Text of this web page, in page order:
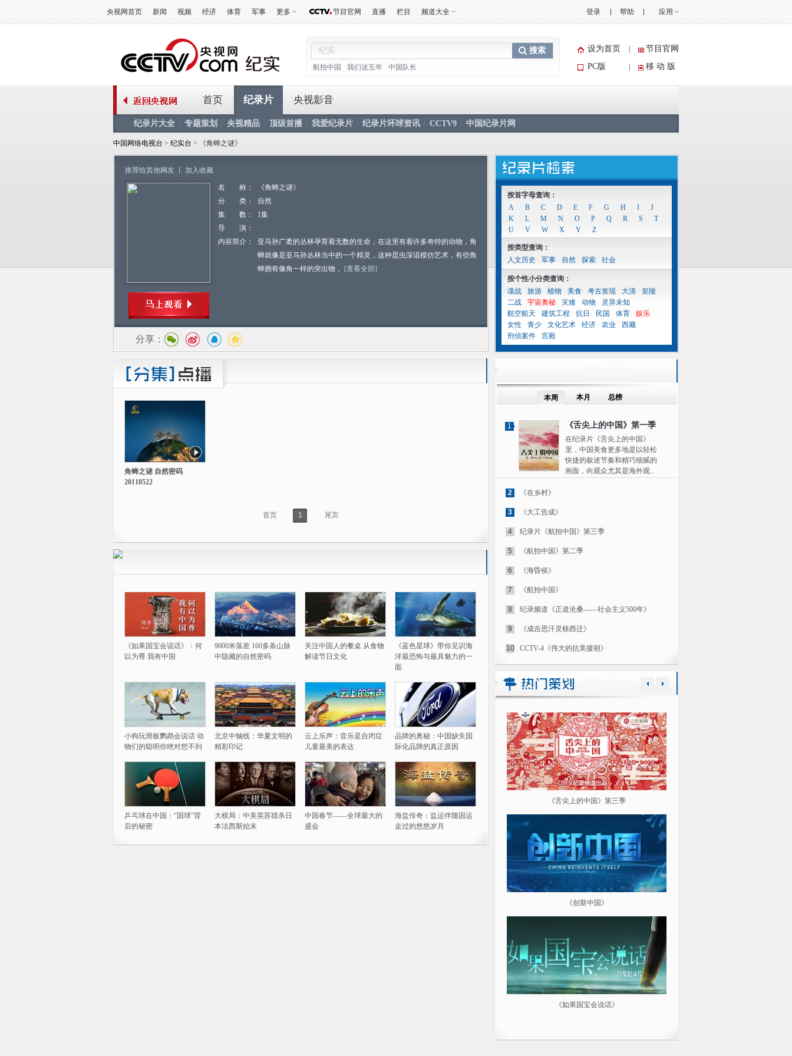
央视网首页 新闻 视频 经济 体育 军事 更多 节目官网 直播 栏目 频道大全 帮助 应用
登录
搜索
航拍中国 我们这五年 中国队长
设为首页
节目官网
PC版
移 动 版
首页 纪录片
纪录片大全 专题策划 央视精品 顶级首播 我爱纪录片 纪录片环球资讯 CCTV9 中国纪录片网
央视影音
中国网络电视台 > 纪实台 > 《角蝉之谜》
推荐给其他网友 加入收藏
名 称：
《角蝉之谜》
分 类：
自然
集 数：
1集
导 演：
内容简介：
亚马孙广袤的丛林孕育着无数的生命，在这里有着许多奇特的动物，角
蝉就像是亚马孙丛林当中的一个精灵，这种昆虫深谙模仿艺术，有些角
蝉拥有像角一样的突出物，
[查看全部]
分享：
角蝉之谜 自然密码
20110522
首页 1 尾页
《如果国宝会说话》：何
以为尊 我有中国
9000米落差 160多条山脉
中隐藏的自然密码
关注中国人的餐桌 从食物
解读节日文化
《蓝色星球》带你见识海
洋最恐怖与最具魅力的一
面
小狗玩滑板鹦鹉会说话 动
物们的聪明你绝对想不到
北京中轴线：华夏文明的
精彩印记
云上乐声：音乐是自闭症
儿童最美的表达
品牌的奥秘：中国缺失国
际化品牌的真正原因
乒乓球在中国：“国球”背
后的秘密
大棋局：中美英苏猎杀日
本法西斯始末
中国春节——全球最大的
盛会
海盐传奇：盐运伴随国运
走过的悠悠岁月
按首字母查询：
A
B C D E F G H I
J
K
L M N O P Q R S
T
U
V W X Y Z
按类型查询：
人文历史
军事 自然 探索 社会
按个性小分类查询：
谍战
旅游 植物 美食 考古发现 大清
皇陵
二战
宇宙奥秘 灾难 动物
灵异未知
航空航天
建筑工程 抗日 民国 体育
娱乐
女性
青少 文化艺术 经济 农业
西藏
刑侦案件
宫殿
本周 本月 总榜
1 《舌尖上的中国》第一季
在纪录片《舌尖上的中国》
里，中国美食更多地是以轻松
快捷的叙述节奏和精巧细腻的
画面，向观众尤其是海外观..
2 《在乡村》
3 《大工告成》
4 纪录片《航拍中国》第三季
5 《航拍中国》第二季
6 《海昏侯》
7 《航拍中国》
8 纪录频道《正道沧桑——社会主义500年》
9 《成吉思汗灵榇西迁》
10 CCTV-4《伟大的抗美援朝》
《舌尖上的中国》第三季
《创新中国》
《如果国宝会说话》